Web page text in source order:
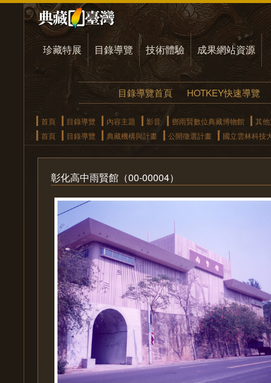
珍藏特展 目錄導覽 技術體驗 成果網站資源
目錄導覽首頁 HOTKEY快速導覽
首頁 目錄導覽 內容主題 影音 鄧雨賢數位典藏博物館
其
首頁
目錄導覽 典藏機構與計畫 公開徵選計畫 國立雲林科技
彰化高中雨賢館（00-00004）